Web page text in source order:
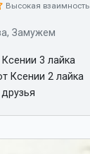
Высокая взаимность
Замужем
3 лайка
Ксении 2 лайка